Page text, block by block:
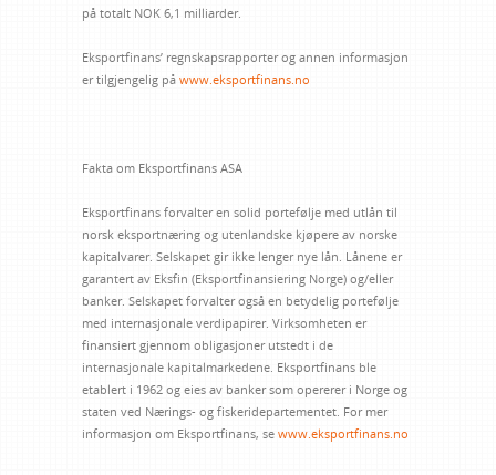
på totalt NOK 6,1 milliarder.
Eksportfinans’ regnskapsrapporter og annen informasjon
er tilgjengelig på www.eksportfinans.no
Fakta om Eksportfinans ASA
Eksportfinans forvalter en solid portefølje med utlån til
norsk eksportnæring og utenlandske kjøpere av norske
kapitalvarer. Selskapet gir ikke lenger nye lån. Lånene er
garantert av Eksfin (Eksportfinansiering Norge) og/eller
banker. Selskapet forvalter også en betydelig portefølje
med internasjonale verdipapirer. Virksomheten er
finansiert gjennom obligasjoner utstedt i de
internasjonale kapitalmarkedene. Eksportfinans ble
etablert i 1962 og eies av banker som opererer i Norge og
staten ved Nærings- og fiskeridepartementet. For mer
informasjon om Eksportfinans, se www.eksportfinans.no